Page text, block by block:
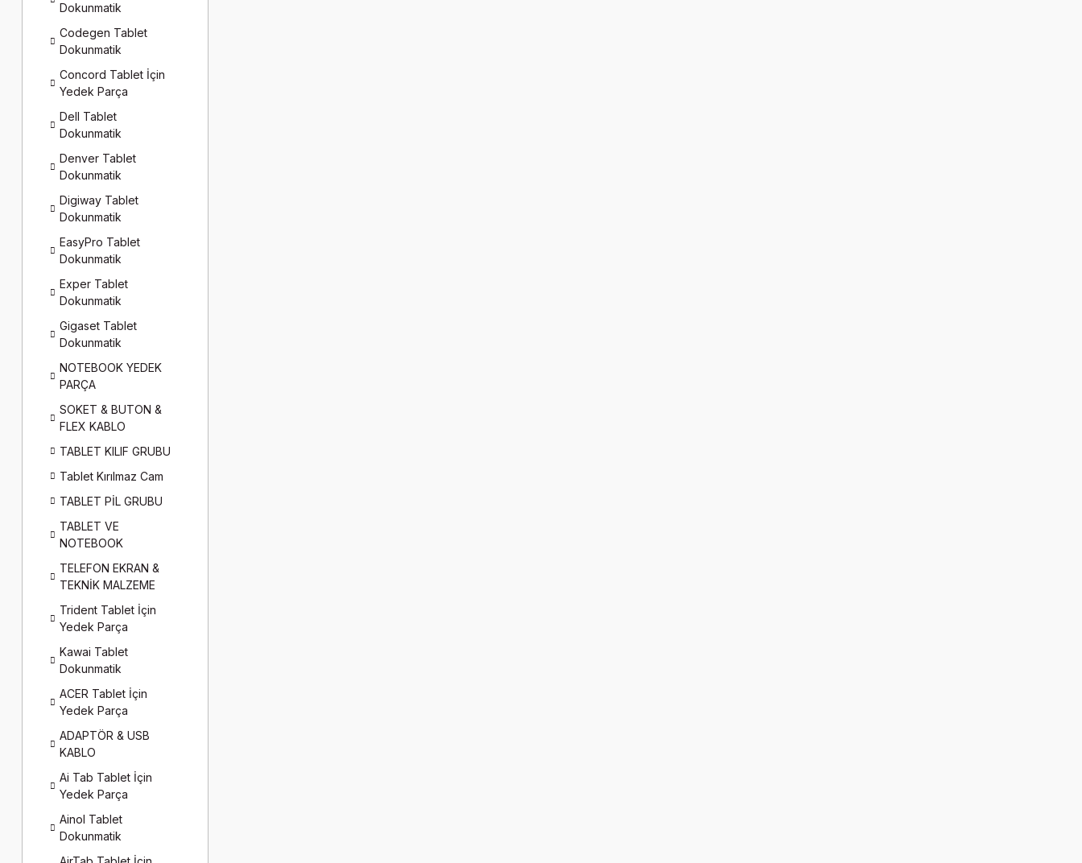
Dokunmatik
Codegen Tablet
Dokunmatik
Concord Tablet İçin
Yedek Parça
Dell Tablet
Dokunmatik
Denver Tablet
Dokunmatik
Digiway Tablet
Dokunmatik
EasyPro Tablet
Dokunmatik
Exper Tablet
Dokunmatik
Gigaset Tablet
Dokunmatik
NOTEBOOK YEDEK
PARÇA
SOKET & BUTON &
FLEX KABLO
TABLET KILIF GRUBU
Tablet Kırılmaz Cam
TABLET PİL GRUBU
TABLET VE
NOTEBOOK
TELEFON EKRAN &
TEKNİK MALZEME
Trident Tablet İçin
Yedek Parça
Kawai Tablet
Dokunmatik
ACER Tablet İçin
Yedek Parça
ADAPTÖR & USB
KABLO
Ai Tab Tablet İçin
Yedek Parça
Ainol Tablet
Dokunmatik